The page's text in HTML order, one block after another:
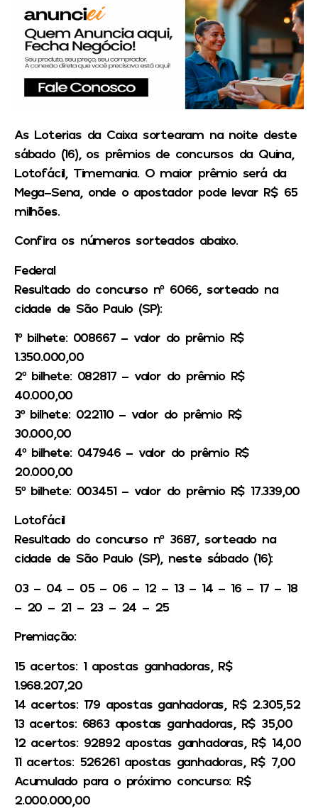
As Loterias da Caixa sortearam na noite deste
sábado (16), os prêmios de concursos da Quina,
Lotofácil, Timemania. O maior prêmio será da
Mega-Sena, onde o apostador pode levar R$ 65
milhões.
Confira os números sorteados abaixo.
Federal
Resultado do concurso nº 6066, sorteado na
cidade de São Paulo (SP):
1º bilhete: 008667 – valor do prêmio R$
1.350.000,00
2º bilhete: 082817 – valor do prêmio R$
40.000,00
3º bilhete: 022110 – valor do prêmio R$
30.000,00
4º bilhete: 047946 – valor do prêmio R$
20.000,00
5º bilhete: 003451 – valor do prêmio R$ 17.339,00
Lotofácil
Resultado do concurso nº 3687, sorteado na
cidade de São Paulo (SP), neste sábado (16):
03 – 04 – 05 – 06 – 12 – 13 – 14 – 16 – 17 – 18
– 20 – 21 – 23 – 24 – 25
Premiação:
15 acertos: 1 apostas ganhadoras, R$
1.968.207,20
14 acertos: 179 apostas ganhadoras, R$ 2.305,52
13 acertos: 6863 apostas ganhadoras, R$ 35,00
12 acertos: 92892 apostas ganhadoras, R$ 14,00
11 acertos: 526261 apostas ganhadoras, R$ 7,00
Acumulado para o próximo concurso: R$
2.000.000,00